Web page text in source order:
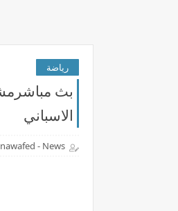
رياضة
الاسباني
nawafed - News